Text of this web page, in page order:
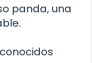
panda, una